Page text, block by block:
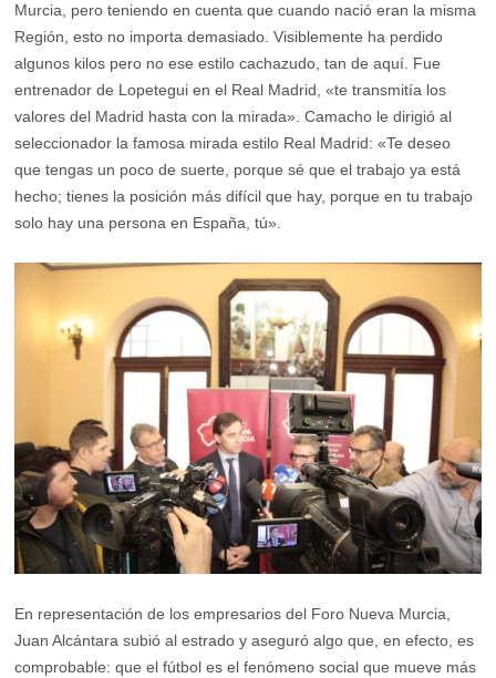
Murcia, pero teniendo en cuenta que cuando nació eran la misma
Región, esto no importa demasiado. Visiblemente ha perdido
algunos kilos pero no ese estilo cachazudo, tan de aquí. Fue
entrenador de Lopetegui en el Real Madrid, «te transmitía los
valores del Madrid hasta con la mirada». Camacho le dirigió al
seleccionador la famosa mirada estilo Real Madrid: «Te deseo
que tengas un poco de suerte, porque sé que el trabajo ya está
hecho; tienes la posición más difícil que hay, porque en tu trabajo
solo hay una persona en España, tú».
En representación de los empresarios del Foro Nueva Murcia,
Juan Alcántara subió al estrado y aseguró algo que, en efecto, es
comprobable: que el fútbol es el fenómeno social que mueve más